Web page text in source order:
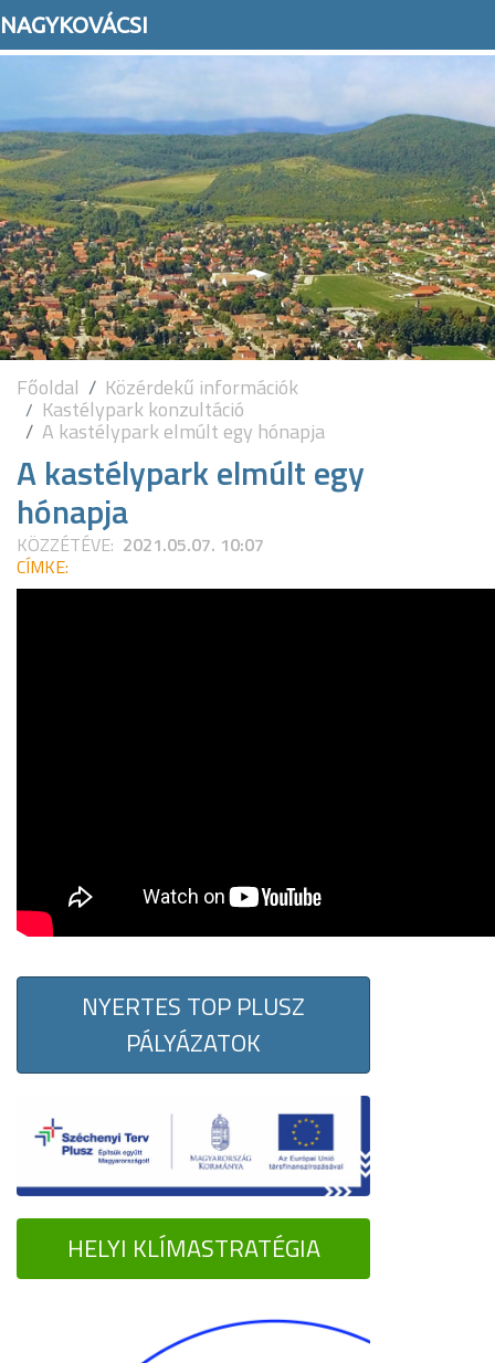
NAGYKOVÁCSI
Főoldal Közérdekű információk
Kastélypark konzultáció
A kastélypark elmúlt egy hónapja
A kastélypark elmúlt egy
hónapja
KÖZZÉTÉVE: 2021.05.07. 10:07
CÍMKE:
NYERTES TOP PLUSZ
PÁLYÁZATOK
HELYI KLÍMASTRATÉGIA